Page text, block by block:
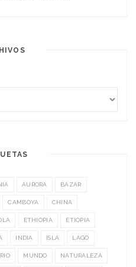
AURORA BAZAR
CAMBOYA CHINA
ETHIOPIA ETIOPIA
INDIA ISLA LAGO
MUNDO NATURALEZA